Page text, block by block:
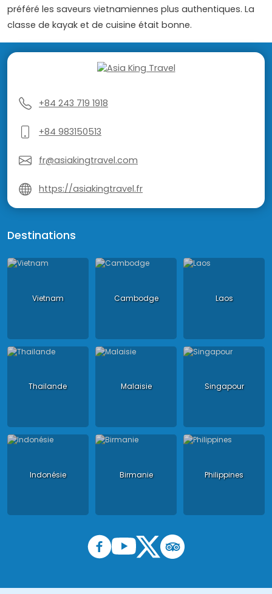
préféré les saveurs vietnamiennes plus authentiques. La
classe de kayak et de cuisine était bonne.
+84 243 719 1918
+84 983150513
fr@asiakingtravel.com
https://asiakingtravel.fr
Destinations
Vietnam Cambodge Laos
Thailande Malaisie Singapour
Indonésie Birmanie Philippines